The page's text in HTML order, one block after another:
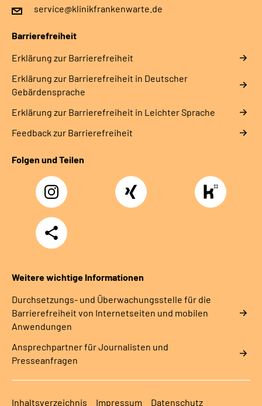
service@klinikfrankenwarte.de
Barrierefreiheit
Erklärung zur Barrierefreiheit
Erklärung zur Barrierefreiheit in Deutscher
Gebärdensprache
Erklärung zur Barrierefreiheit in Leichter Sprache
Feedback zur Barrierefreiheit
Folgen und Teilen
Instagram Xing
https://
rentenversicherung-
nordbayern6
Teilen
Weitere wichtige Informationen
Durchsetzungs- und Überwachungsstelle für die
Barrierefreiheit von Internetseiten und mobilen
Anwendungen
Ansprechpartner für Journalisten und
Presseanfragen
Inhaltsverzeichnis Impressum Datenschutz